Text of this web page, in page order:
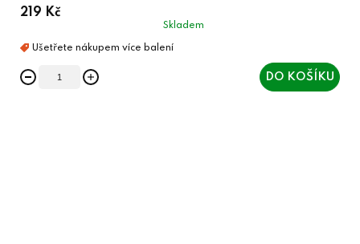
219 Kč
Skladem
DO KOŠÍKU